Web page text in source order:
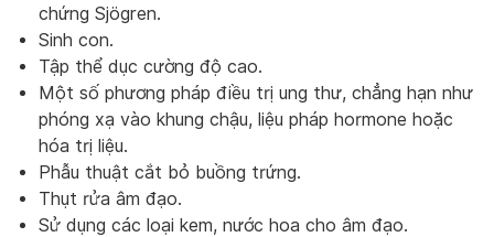
chứng Sjögren.
Sinh con.
Tập thể dục cường độ cao.
Một số phương pháp điều trị ung thư, chẳng hạn như
phóng xạ vào khung chậu, liệu pháp hormone hoặc
hóa trị liệu.
Phẫu thuật cắt bỏ buồng trứng.
Thụt rửa âm đạo.
Sử dụng các loại kem, nước hoa cho âm đạo.